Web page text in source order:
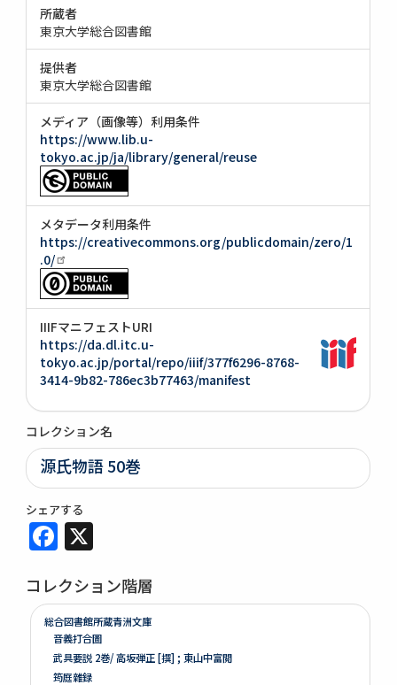
所蔵者
東京大学総合図書館
提供者
東京大学総合図書館
メディア（画像等）利用条件
https://www.lib.u-
tokyo.ac.jp/ja/library/general/reuse
メタデータ利用条件
https://creativecommons.org/publicdomain/zero/1
.0/
IIIFマニフェストURI
https://da.dl.itc.u-
tokyo.ac.jp/portal/repo/iiif/377f6296-8768-
3414-9b82-786ec3b77463/manifest
コレクション名
源氏物語 50巻
シェアする
Facebook
コレクション階層
総合図書館所蔵青洲文庫
音義打合圖
武具要説 2巻/ 高坂弾正 [撰] ; 東山中富閲
筠庭雜録